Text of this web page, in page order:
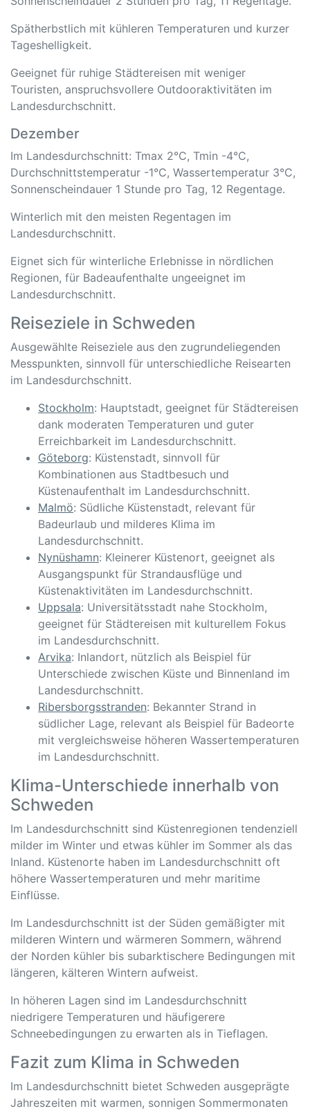
Spätherbstlich mit kühleren Temperaturen und kurzer
Tageshelligkeit.
Geeignet für ruhige Städtereisen mit weniger
Touristen, anspruchsvollere Outdooraktivitäten im
Landesdurchschnitt.
Dezember
Im Landesdurchschnitt: Tmax 2°C, Tmin -4°C,
Durchschnittstemperatur -1°C, Wassertemperatur 3°C,
Sonnenscheindauer 1 Stunde pro Tag, 12 Regentage.
Winterlich mit den meisten Regentagen im
Landesdurchschnitt.
Eignet sich für winterliche Erlebnisse in nördlichen
Regionen, für Badeaufenthalte ungeeignet im
Landesdurchschnitt.
Reiseziele in Schweden
Ausgewählte Reiseziele aus den zugrundeliegenden
Messpunkten, sinnvoll für unterschiedliche Reisearten
im Landesdurchschnitt.
Stockholm: Hauptstadt, geeignet für Städtereisen
dank moderaten Temperaturen und guter
Erreichbarkeit im Landesdurchschnitt.
Göteborg: Küstenstadt, sinnvoll für
Kombinationen aus Stadtbesuch und
Küstenaufenthalt im Landesdurchschnitt.
Malmö: Südliche Küstenstadt, relevant für
Badeurlaub und milderes Klima im
Landesdurchschnitt.
Nynüshamn: Kleinerer Küstenort, geeignet als
Ausgangspunkt für Strandausflüge und
Küstenaktivitäten im Landesdurchschnitt.
Uppsala: Universitätsstadt nahe Stockholm,
geeignet für Städtereisen mit kulturellem Fokus
im Landesdurchschnitt.
Arvika: Inlandort, nützlich als Beispiel für
Unterschiede zwischen Küste und Binnenland im
Landesdurchschnitt.
Ribersborgsstranden: Bekannter Strand in
südlicher Lage, relevant als Beispiel für Badeorte
mit vergleichsweise höheren Wassertemperaturen
im Landesdurchschnitt.
Klima-Unterschiede innerhalb von
Schweden
Im Landesdurchschnitt sind Küstenregionen tendenziell
milder im Winter und etwas kühler im Sommer als das
Inland. Küstenorte haben im Landesdurchschnitt oft
höhere Wassertemperaturen und mehr maritime
Einflüsse.
Im Landesdurchschnitt ist der Süden gemäßigter mit
milderen Wintern und wärmeren Sommern, während
der Norden kühler bis subarktischere Bedingungen mit
längeren, kälteren Wintern aufweist.
In höheren Lagen sind im Landesdurchschnitt
niedrigere Temperaturen und häufigerere
Schneebedingungen zu erwarten als in Tieflagen.
Fazit zum Klima in Schweden
Im Landesdurchschnitt bietet Schweden ausgeprägte
Jahreszeiten mit warmen, sonnigen Sommermonaten